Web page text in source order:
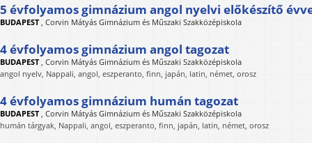
5 évfolyamos gimnázium angol nyelvi előkészítő
BUDAPEST Corvin Mátyás Gimnázium és Műszaki Szakközépiskola
4 évfolyamos gimnázium angol tagozat
BUDAPEST Corvin Mátyás Gimnázium és Műszaki Szakközépiskola
angol nyelv, Nappali, angol, eszperanto, finn, japán, latin, német, orosz
4 évfolyamos gimnázium humán tagozat
BUDAPEST Corvin Mátyás Gimnázium és Műszaki Szakközépiskola
humán tárgyak, Nappali, angol, eszperanto, finn, japán, latin, német, orosz